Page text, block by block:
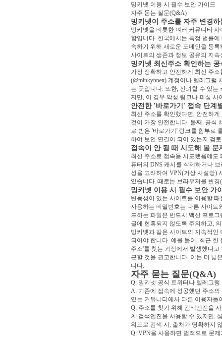
밍키넷 이용 시 필수 보안 가이드
자주 묻는 질문(Q&A)
밍키넷이 주소를 자주 변경하
밍키넷을 비롯한 여러 커뮤니티
함입니다. 한국에서는 특정 법률
속하기 위해 새로운 도메인을 등
사이트의 생존과 정보 공유의 지
밍키넷 최신주소 확인하는 공
가장 정확하고 안전하게 최신 주
(@minkynnett) 계정이나 텔레그램
는 곳입니다. 또한, 신뢰할 수 있
지만, 이 경우 악성 링크나 피싱
안전한 '바로가기' 접속 단계
최신 주소를 확인했다면, 안전하
것이 가장 안전합니다. 둘째, 공식
로 받은 '바로가기' 링크를 함부로
하여 보안 연결이 되어 있는지 검
접속이 안 될 때 시도해 볼 문
최신 주소로 접속을 시도했음에도
퓨터의 DNS 캐시를 삭제하거나
성을 고려하여 VPN(가상 사설망)
있습니다. 때로는 브라우저를 변
밍키넷 이용 시 필수 보안 가
변동성이 있는 사이트를 이용할
사용하는 비밀번호는 다른 사이트
드하는 파일은 반드시 백신 프로
글에 현혹되지 않도록 주의하고,
밍키넷과 같은 사이트의 지속적인
되어야 합니다. 예를 들어, 최근 한
주소'를 찾는 과정에서 발생했다
근할 것을 권고합니다. 이는 더 넓
니다.
자주 묻는 질문(Q&A)
Q: 밍키넷 공식 트위터나 텔레그
A: 기존에 접속에 성공했던 주소
있는 커뮤니티에서 다른 이용자들
Q: 주소를 찾기 위해 검색엔진을
A: 검색엔진을 사용할 수 있지만,
워드로 검색 시, 출처가 명확하지
Q: VPN을 사용하면 법적으로 문제